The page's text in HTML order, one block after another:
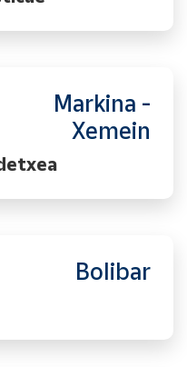
Markina -
Xemein
Bolibar